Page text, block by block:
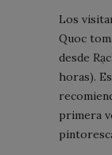
Los
Quoc
desde
horas).
primera